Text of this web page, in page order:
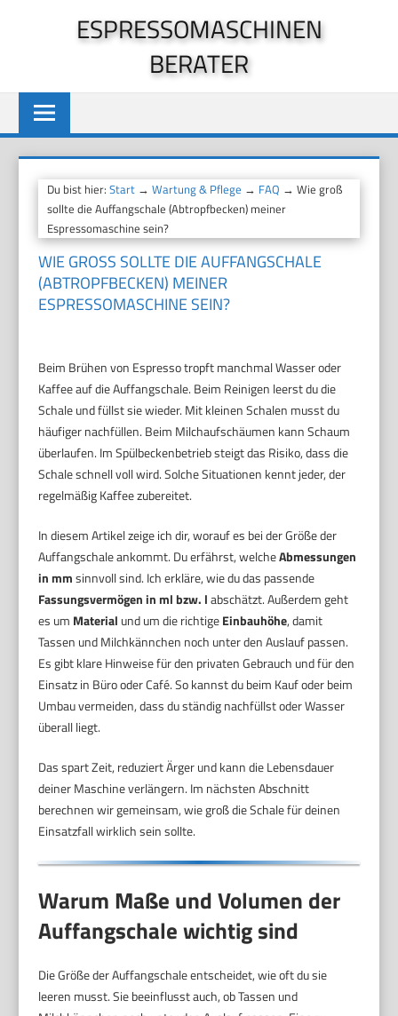
ESPRESSOMASCHINEN
BERATER
Du bist hier:Start →Wartung & Pflege → FAQ → Wie groß
sollte die Auffangschale (Abtropfbecken) meiner
Espressomaschine sein?
WIE GROSS SOLLTE DIE AUFFANGSCHALE (
ABTROPFBECKEN) MEINER E
SPRESSOMASCHINE SEIN?
Beim Brühen von Espresso tropft manchmal Wasser oder
Kaffee auf die Auffangschale. Beim Reinigen leerst du die
Schale und füllst sie wieder. Mit kleinen Schalen musst du
häufiger nachfüllen. Beim Milchaufschäumen kann Schaum
überlaufen. Im Spülbeckenbetrieb steigt das Risiko, dass die
Schale schnell voll wird. Solche Situationen kennt jeder, der
regelmäßig Kaffee zubereitet.
In diesem Artikel zeige ich dir, worauf es bei der Größe der
Auffangschale ankommt. Du erfährst, welcheAbmessungen
in mmsinnvoll sind. Ich erkläre, wie du das passende
Fassungsvermögen in ml bzw. labschätzt. Außerdem geht
es um Material und um die richtigeEinbauhöhe, damit
Tassen und Milchkännchen noch unter den Auslauf passen.
Es gibt klare Hinweise für den privaten Gebrauch und für den
Einsatz in Büro oder Café. So kannst du beim Kauf oder beim
Umbau vermeiden, dass du ständig nachfüllst oder Wasser
überall liegt.
Das spart Zeit, reduziert Ärger und kann die Lebensdauer
deiner Maschine verlängern. Im nächsten Abschnitt
berechnen wir gemeinsam, wie groß die Schale für deinen
Einsatzfall wirklich sein sollte.
Warum Maße und Volumen der
Auffangschale wichtig sind
Die Größe der Auffangschale entscheidet, wie oft du sie
leeren musst. Sie beeinflusst auch, ob Tassen und